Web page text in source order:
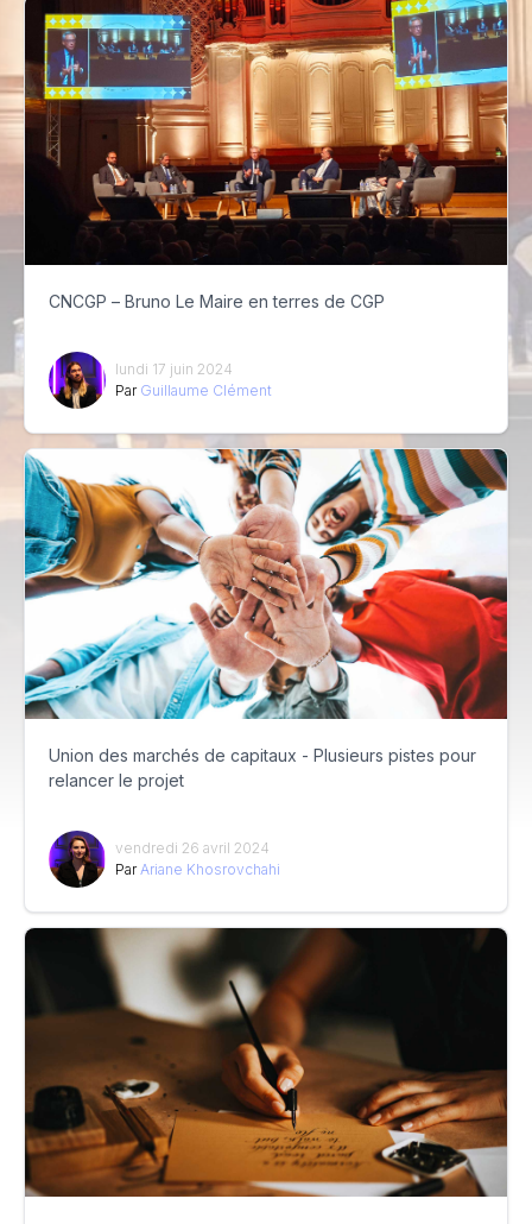
CNCGP – Bruno Le Maire en terres de CGP
lundi 17 juin 2024
Par Guillaume Clément
Union des marchés de capitaux - Plusieurs pistes pour
relancer le projet
vendredi 26 avril 2024
Par Ariane Khosrovchahi